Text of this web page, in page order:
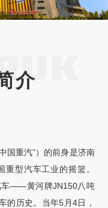
介
国重汽”）的前身是济南
型汽车工业的摇篮。
车——黄河牌JN150八吨
的历史。当年5月4日，